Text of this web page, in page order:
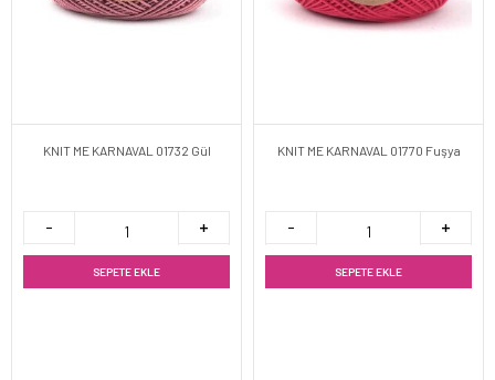
KNIT ME KARNAVAL 01732 Gül
SEPETE EKLE
KNIT ME KARNAVAL 01770 Fuşya
SEPETE EKLE